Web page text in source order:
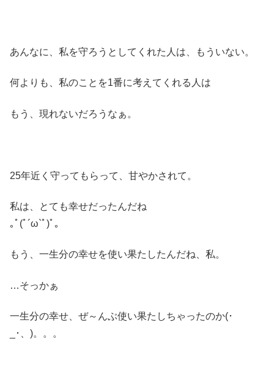
あんなに、私を守ろうとしてくれた人は、もういない。
何よりも、私のことを1番に考えてくれる人は
もう、現れないだろうなぁ。
25年近く守ってもらって、甘やかされて。
私は、とても幸せだったんだね
｡ﾟ(ﾟ´ω`ﾟ)ﾟ｡
もう、一生分の幸せを使い果たしたんだね、私。
…そっかぁ
一生分の幸せ、ぜ～んぶ使い果たしちゃったのか(･
_･、)。。。